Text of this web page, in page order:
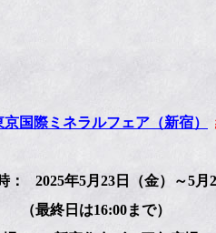
国際ミネラルフェア（新宿）
： 2025年5月23日（金）～5月
日は16:00まで）